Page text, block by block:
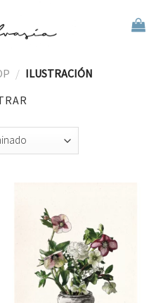
/ ILUSTRACIÓN